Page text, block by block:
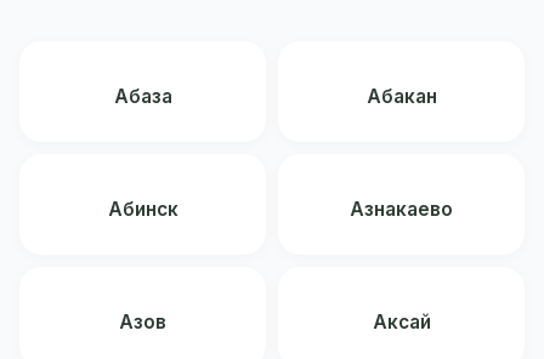
Абаза Абакан
Абинск Азнакаево
Азов Аксай